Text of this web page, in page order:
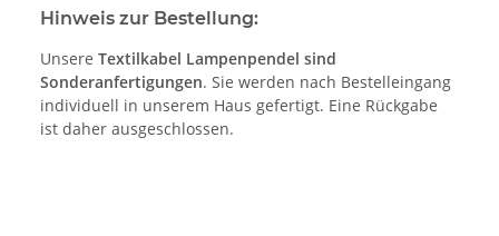
Hinweis zur Bestellung:
Unsere Textilkabel Lampenpendel sind
Sonderanfertigungen. Sie werden nach Bestelleingang
individuell in unserem Haus gefertigt. Eine Rückgabe
ist daher ausgeschlossen.